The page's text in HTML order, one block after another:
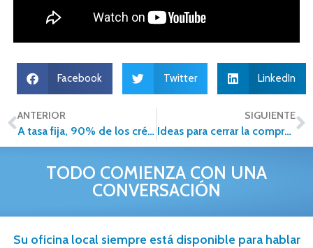
Facebook Twitter LinkedIn
ANTERIOR
A tasa fija, 90% de los créditos hipotecarios en México
SIGUIENTE
Ideas para cerrar la compraventa de una casa antes de fin de año
TODO COMIENZA CON UNA
CONVERSACIÓN
Su oficina local siempre está disponible para hablar